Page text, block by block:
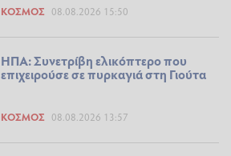
ΚΌΣΜΟΣ 08.08.2026 15:50
ΗΠΑ: Συνετρίβη ελικόπτερο που
επιχειρούσε σε πυρκαγιά στη Γιούτα
ΚΌΣΜΟΣ 08.08.2026 13:57